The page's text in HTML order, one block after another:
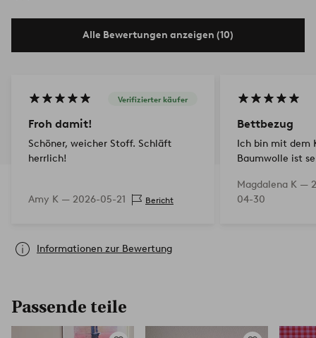
Alle Bewertungen anzeigen (10)
Verifizierter käufer
Froh damit!
Schöner, weicher Stoff. Schläft
herrlich!
Amy K — 2026-05-21 Bericht
Bettbezug
Ich bin mit dem
Baumwolle ist
Produkt wurde
noch nicht
Magdalena K —
04-30
Informationen zur Bewertung
Passende teile